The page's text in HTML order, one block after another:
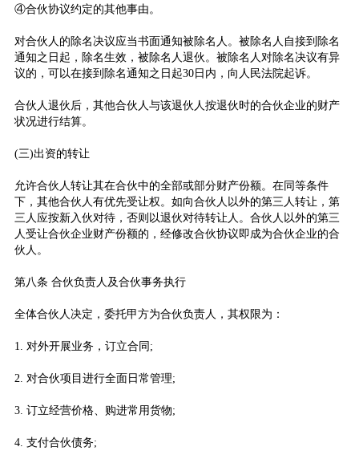
④合伙协议约定的其他事由。
对合伙人的除名决议应当书面通知被除名人。被除名人自接到除名
通知之日起，除名生效，被除名人退伙。被除名人对除名决议有异
议的，可以在接到除名通知之日起30日内，向人民法院起诉。
合伙人退伙后，其他合伙人与该退伙人按退伙时的合伙企业的财产
状况进行结算。
(三)出资的转让
允许合伙人转让其在合伙中的全部或部分财产份额。在同等条件
下，其他合伙人有优先受让权。如向合伙人以外的第三人转让，第
三人应按新入伙对待，否则以退伙对待转让人。合伙人以外的第三
人受让合伙企业财产份额的，经修改合伙协议即成为合伙企业的合
伙人。
第八条 合伙负责人及合伙事务执行
全体合伙人决定，委托甲方为合伙负责人，其权限为：
1. 对外开展业务，订立合同;
2. 对合伙项目进行全面日常管理;
3. 订立经营价格、购进常用货物;
4. 支付合伙债务;